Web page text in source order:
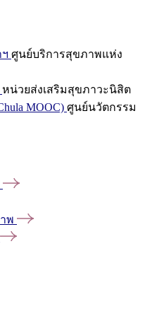
ศูนย์บริการสุขภาพแห่ง
หน่วยส่งเสริมสุขภาวะนิสิต
MOOC) ศูนย์นวัตกรรม
พ